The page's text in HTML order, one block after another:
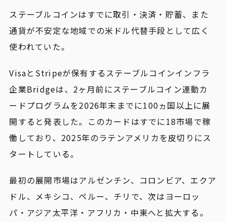
ステーブルコインはすでに取引・決済・貯蓄、また
通貨が不安定な地域での米ドル代替手段として広く
使われていた。
VisaとStripeが保有するステーブルコインインフラ
企業Bridgeは、2ヶ月前にステーブルコイン連動カ
ードプログラムを2026年末までに100ヵ国以上に展
開すると発表した。このカードはすでに18市場で稼
働しており、2025年のラテンアメリカを皮切りにス
タートしている。
最初の展開市場はアルゼンチン、コロンビア、エクア
ドル、メキシコ、ペルー、チリで、次はヨーロッ
パ・アジア太平洋・アフリカ・中東へと拡大する。